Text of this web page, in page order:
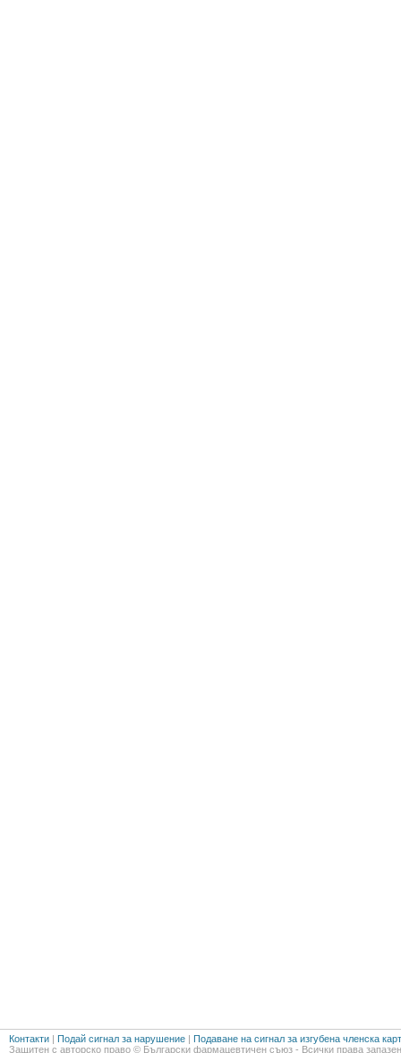
Контакти | Подай сигнал за нарушение | Подаване на сигнал за изгубена членска
Защитен с авторско право © Български фармацевтичен съюз - Всички права